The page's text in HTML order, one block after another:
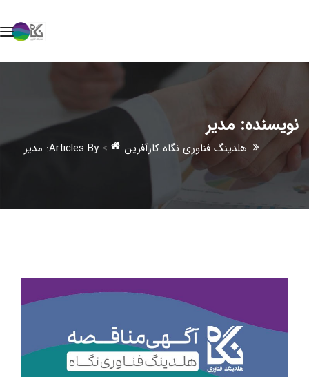
نویسنده: مدیر
هلدینگ فناوری نگاه کارآفرین >Articles By: مدیر